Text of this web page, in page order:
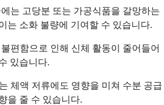
는 고당분 또는 가공식품을 갈망하는
는 소화 불량에 기여할 수 있습니다.
편함으로 인해 신체 활동이 줄어들어
있습니다.
체액 저류에도 영향을 미쳐 수분 공급
을 줄 수 있습니다.